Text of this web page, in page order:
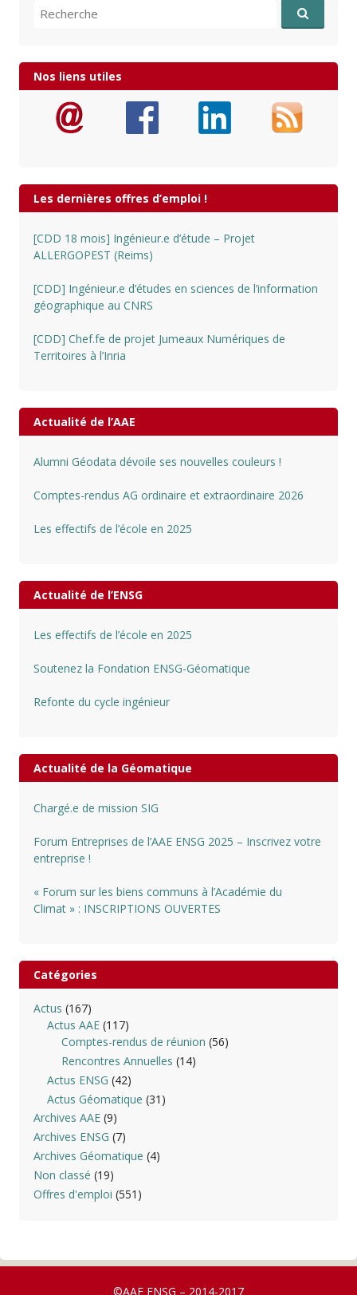
Recherche pour:
Nos liens utiles
Les dernières offres d’emploi !
[CDD 18 mois] Ingénieur.e d’étude – Projet
ALLERGOPEST (Reims)
[CDD] Ingénieur.e d’études en sciences de l’information
géographique au CNRS
[CDD] Chef.fe de projet Jumeaux Numériques de
Territoires à l’Inria
Actualité de l’AAE
Alumni Géodata dévoile ses nouvelles couleurs !
Comptes-rendus AG ordinaire et extraordinaire 2026
Les effectifs de l’école en 2025
Actualité de l’ENSG
Les effectifs de l’école en 2025
Soutenez la Fondation ENSG-Géomatique
Refonte du cycle ingénieur
Actualité de la Géomatique
Chargé.e de mission SIG
Forum Entreprises de l’AAE ENSG 2025 – Inscrivez votre
entreprise !
« Forum sur les biens communs à l’Académie du
Climat » : INSCRIPTIONS OUVERTES
Catégories
Actus (167)
Actus AAE (117)
Comptes-rendus de réunion (56)
Rencontres Annuelles (14)
Actus ENSG (42)
Actus Géomatique (31)
Archives AAE(9)
Archives ENSG (7)
Archives Géomatique (4)
Non classé (19)
Offres d'emploi (551)
©AAE ENSG – 2014-2017